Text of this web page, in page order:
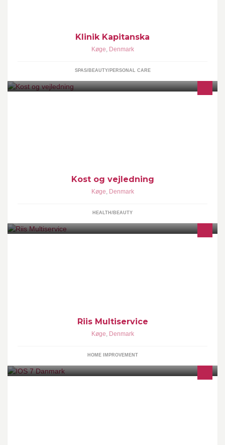
Klinik Kapitanska
Køge, Denmark
SPAS/BEAUTY/PERSONAL CARE
Kost og vejledning
Køge, Denmark
HEALTH/BEAUTY
Riis Multiservice
Køge, Denmark
HOME IMPROVEMENT